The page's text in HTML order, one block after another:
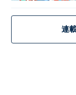
連